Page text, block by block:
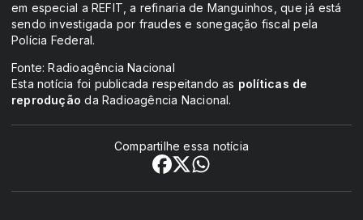
em especial a REFIT, a refinaria de Manguinhos, que já está
sendo investigada por fraudes e sonegação fiscal pela
Polícia Federal.
Fonte: Radioagência Nacional
Esta notícia foi publicada respeitando as políticas de
reprodução da Radioagência Nacional.
Compartilhe essa notícia